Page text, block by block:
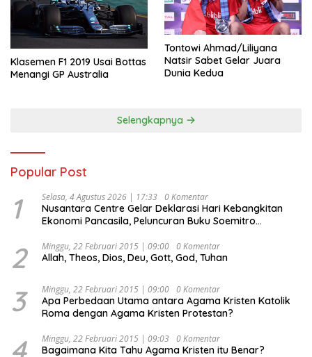
Klasemen F1 2019 Usai Bottas
Menangi GP Australia
Tontowi Ahmad/Liliyana
Natsir Sabet Gelar Juara
Dunia Kedua
Selengkapnya
Popular Post
1 Selasa, 4 Agustus 2026 | 17:33 0 Komentar
Nusantara Centre Gelar Deklarasi Hari Kebangkitan
Ekonomi Pancasila, Peluncuran Buku Soemitro
Ekonomi Politik Indonesia) & Simposium Nasional
“Urgensi Undang-Undang Perekonomian Nasional dan
Indonesia Emas 2045”,
2 Minggu, 22 Februari 2015 | 09:00 0 Komentar
Allah, Theos, Dios, Deu, Gott, God, Tuhan
3 Minggu, 22 Februari 2015 | 09:00 0 Komentar
Apa Perbedaan Utama antara Agama Kristen Katolik
Roma dengan Agama Kristen Protestan?
Minggu, 22 Februari 2015 | 09:03 0 Komentar
Bagaimana Kita Tahu Agama Kristen itu Benar?